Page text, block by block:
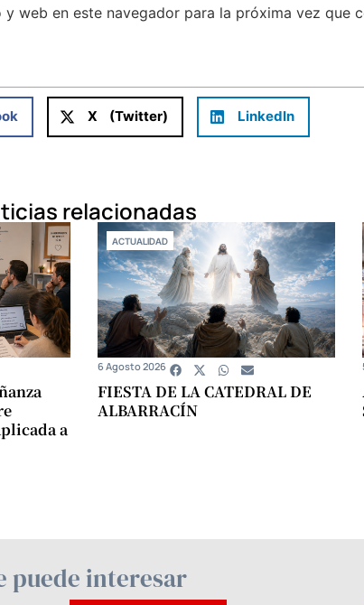
web en este navegador para la próxima vez que
X (Twitter) LinkedIn
relacionadas
a
ACTUALIDAD
FIESTA DE LA CATEDRAL DE
ALBARRACÍN
6 Agosto 2026
puede interesar